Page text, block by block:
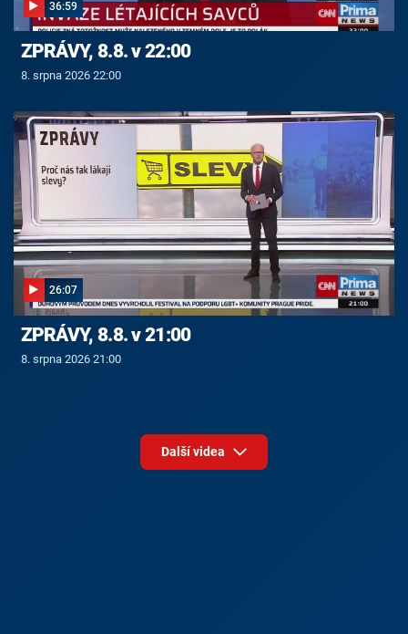
36:59
ZPRÁVY, 8.8. v 22:00
8. srpna 2026 22:00
26:07
ZPRÁVY, 8.8. v 21:00
8. srpna 2026 21:00
Další videa